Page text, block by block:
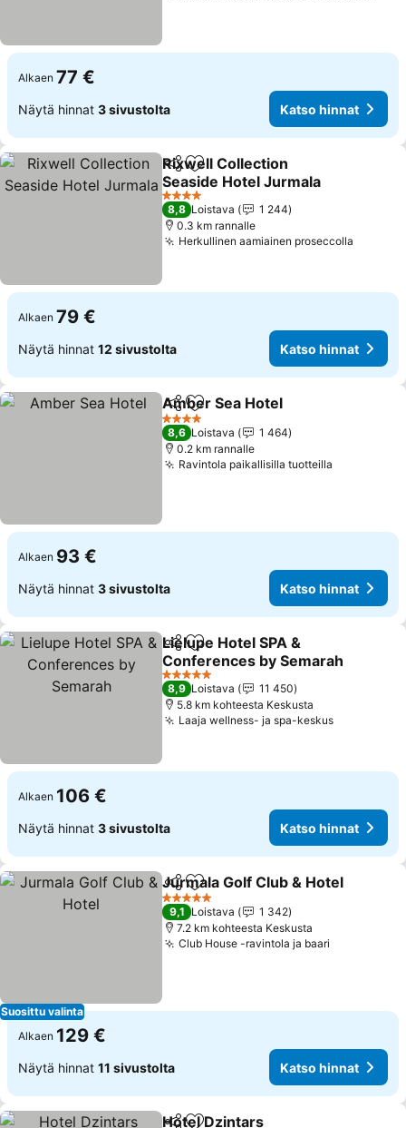
Alkaen 77 €
Näytä hinnat 3 sivustolta Katso hinnat
Jaa Lisää suosikkeihin
Rixwell Collection
Seaside Hotel Jurmala
Katso hinnat
4 Tähtiluokitus
8,8 Loistava
1 244
0.3 km rannalle
Herkullinen aamiainen proseccolla
Alkaen 79 €
Näytä hinnat 12 sivustolta Katso hinnat
Jaa Lisää suosikkeihin
Amber Sea Hotel
4 Tähtiluokitus
8,6 Loistava
1 464
0.2 km rannalle
Ravintola paikallisilla tuotteilla
Alkaen 93 €
Näytä hinnat 3 sivustolta Katso hinnat
Jaa Lisää suosikkeihin
Lielupe Hotel SPA &
Conferences by Semarah
Katso hinnat
5 Tähtiluokitus
8,9 Loistava
11 450
5.8 km kohteesta Keskusta
Laaja wellness- ja spa-keskusKatso
Alkaen 106 €
Näytä hinnat 3 sivustolta Katso hinnat
Suosittu valinta
Jaa Lisää suosikkeihin
Jurmala Golf Club & Hotel
5 Tähtiluokitus
9,1 Loistava
1 342
7.2 km kohteesta Keskusta
Club House -ravintola ja baari
Alkaen 129 €
Näytä hinnat 11 sivustolta Katso hinnat
Hotel Dzintars